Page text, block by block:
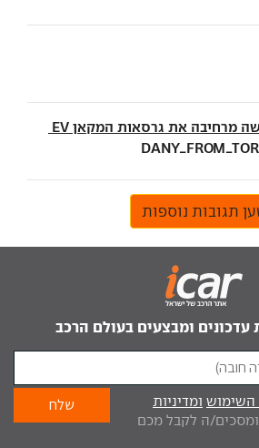
תגובות נוספות
ומבצעים בעולם הרכב
השימוש ומדיניות
של iCar ומסכים/ה לקבל מכם